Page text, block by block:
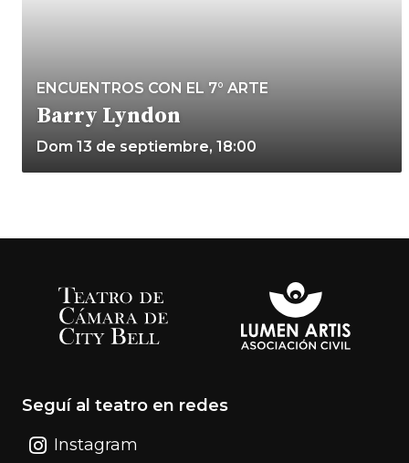
ENCUENTROS CON EL 7° ARTE
Barry Lyndon
Dom 13 de septiembre, 18:00
Seguí al teatro en redes
Instagram